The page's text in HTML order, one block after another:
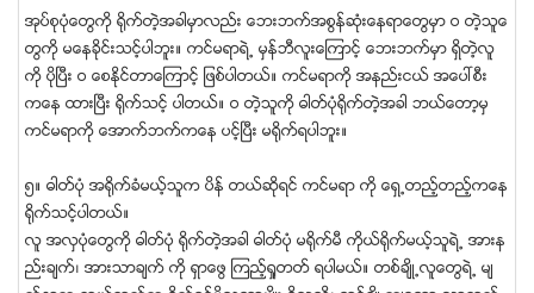
အုပ္စုပံုေတြကို ရုိက္တဲ့အခါမွာလည္း ေဘးဘက္အစြန္ဆံုးေနရာေတြမွာ ဝ တဲ့သူေ
တြကို မေနခိုင္းသင့္ပါဘူး။ ကင္မရာရဲ႕ မွန္ဘီလူးေၾကာင့္ ေဘးဘက္မွာ ရွိတဲ့လူ
ကို ပိုၿပီး ဝ ေစႏိုင္တာေၾကာင့္ ျဖစ္ပါတယ္။ ကင္မရာကို အနည္းငယ္ အေပၚစီး
ကေန ထားၿပီး ရုိက္သင့္ ပါတယ္။ ဝ တဲ့သူကို ဓါတ္ပံုရုိက္တဲ့အခါ ဘယ္ေတာ့မွ
ကင္မရာကို ေအာက္ဘက္ကေန ပင့္ၿပီး မရုိက္ရပါဘူး။
၅။ ဓါတ္ပံု အရုိက္ခံမယ့္သူက ပိန္ တယ္ဆိုရင္ ကင္မရာ ကို ေရွ႕တည့္တည့္ကေန
ရိုက္သင့္ပါတယ္။
လူ အလွပံုေတြကို ဓါတ္ပံု ရိုက္တဲ့အခါ ဓါတ္ပံု မရိုက္မီ ကိုယ္ရုိက္မယ့္သူရဲ႕ အားန
ည္းခ်က္၊ အားသာခ်က္ ကို ရွာေဖြ ၾကည့္႐ႈတတ္ ရပါမယ္။ တစ္ခ်ိဳ႕လူေတြရဲ႕ မ်